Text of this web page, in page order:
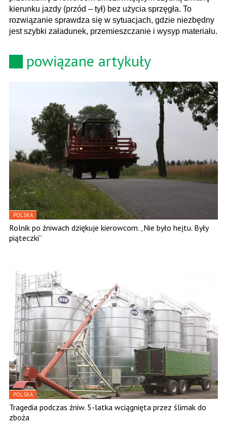
kierunku jazdy (przód – tył) bez użycia sprzęgła. To
rozwiązanie sprawdza się w sytuacjach, gdzie niezbędny
jest szybki załadunek, przemieszczanie i wysyp materiału.
powiązane artykuły
POLSKA
Rolnik po żniwach dziękuje kierowcom. „Nie było hejtu. Były
piąteczki”
POLSKA
Tragedia podczas żniw. 5-latka wciągnięta przez ślimak do
zboża